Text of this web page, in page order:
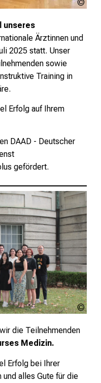
unseres
Ärztinnen und
2025 statt. Unser
sowie
Training in
Erfolg auf Ihrem
DAAD - Deutscher
gefördert.
die Teilnehmenden
Medizin.
Erfolg bei Ihrer
alles Gute für die